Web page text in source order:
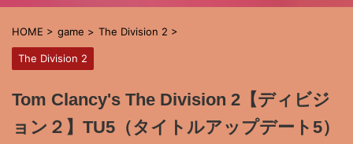
HOME > game > The Division 2 >
The Division 2
Tom Clancy's The Division 2【ディビジ
ョン２】TU5（タイトルアップデート5）